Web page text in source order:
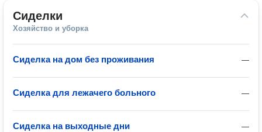
Сиделки
Хозяйство и уборка
—
Сиделка на дом без проживания
—
Сиделка для лежачего больного
—
Сиделка на выходные дни